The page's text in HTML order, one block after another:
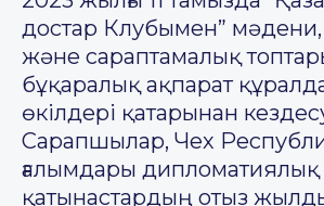
достар Клубымен” мәдени,
және сараптамалық
бұқаралық ақпарат
өкілдері қатарынан
Сарапшылар, Чех
ғалымдары дипломатиялық
қатынастардың отыз